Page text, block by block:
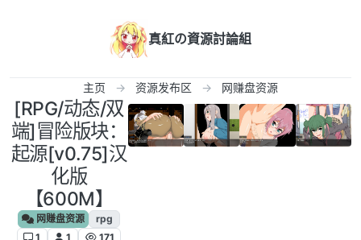
真紅の資源討論組
主页 资源发布区 网赚盘资源
[RPG/动态/双
端]冒险版块：
起源[v0.75]汉
化版
【600M】
网赚盘资源
rpg
1
1 171